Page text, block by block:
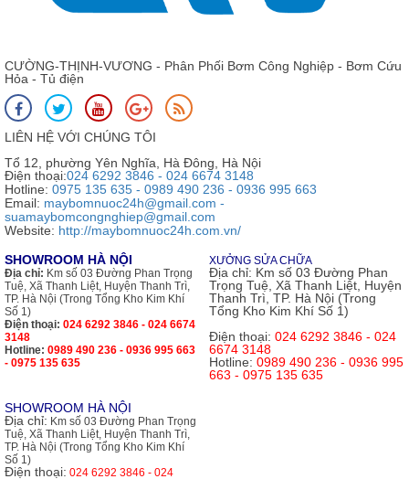
CƯỜNG-THỊNH-VƯƠNG - Phân Phối Bơm Công Nghiệp - Bơm Cứu
Hỏa - Tủ điện
LIÊN HỆ VỚI CHÚNG TÔI
Tổ 12, phường Yên Nghĩa, Hà Đông, Hà Nội
Điện thoại:024 6292 3846 - 024 6674 3148
Hotline: 0975 135 635 - 0989 490 236 - 0936 995 663
Email: maybomnuoc24h@gmail.com -
suamaybomcongnghiep@gmail.com
Website: http://maybomnuoc24h.com.vn/
SHOWROOM HÀ NỘI
Địa chỉ: Km số 03 Đường Phan Trọng
Tuệ, Xã Thanh Liệt, Huyện Thanh Trì,
TP. Hà Nội (Trong Tổng Kho Kim Khí
Số 1)
Điện thoại: 024 6292 3846 - 024 6674
3148
Hotline: 0989 490 236 - 0936 995 663
- 0975 135 635
XƯỞNG SỬA CHỮA
Địa chỉ: Km số 03 Đường Phan
Trọng Tuệ, Xã Thanh Liệt, Huyện
Thanh Trì, TP. Hà Nội (Trong
Tổng Kho Kim Khí Số 1)
Điện thoại: 024 6292 3846 - 024
6674 3148
Hotline: 0989 490 236 - 0936 995
663 - 0975 135 635
SHOWROOM HÀ NỘI
Địa chỉ: Km số 03 Đường Phan Trọng
Tuệ, Xã Thanh Liệt, Huyện Thanh Trì,
TP. Hà Nội (Trong Tổng Kho Kim Khí
Số 1)
Điện thoại: 024 6292 3846 - 024